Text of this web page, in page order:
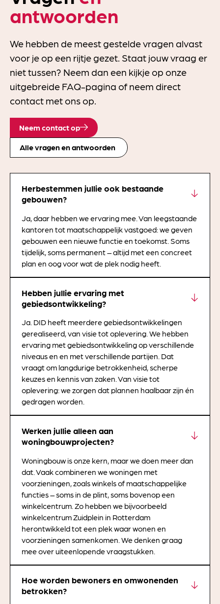
antwoorden
We hebben de meest gestelde vragen alvast
voor je op een rijtje gezet. Staat jouw vraag er
niet tussen? Neem dan een kijkje op onze
uitgebreide FAQ-pagina of neem direct
contact met ons op.
Neem contact op
Alle vragen en antwoorden
Herbestemmen jullie ook bestaande
gebouwen?
Ja, daar hebben we ervaring mee. Van leegstaande
kantoren tot maatschappelijk vastgoed: we geven
gebouwen een nieuwe functie en toekomst. Soms
tijdelijk, soms permanent – altijd met een concreet
plan en oog voor wat de plek nodig heeft.
Hebben jullie ervaring met
gebiedsontwikkeling?
Ja. DID heeft meerdere gebiedsontwikkelingen
gerealiseerd, van visie tot oplevering. We hebben
ervaring met gebiedsontwikkeling op verschillende
niveaus en en met verschillende partijen. Dat
vraagt om langdurige betrokkenheid, scherpe
keuzes en kennis van zaken. Van visie tot
oplevering: we zorgen dat plannen haalbaar zijn én
gedragen worden.
Werken jullie alleen aan
woningbouwprojecten?
Woningbouw is onze kern, maar we doen meer dan
dat. Vaak combineren we woningen met
voorzieningen, zoals winkels of maatschappelijke
functies – soms in de plint, soms bovenop een
winkelcentrum. Zo hebben we bijvoorbeeld
winkelcentrum Zuidplein in Rotterdam
herontwikkeld tot een plek waar wonen en
voorzieningen samenkomen. We denken graag
mee over uiteenlopende vraagstukken.
Hoe worden bewoners en omwonenden
betrokken?